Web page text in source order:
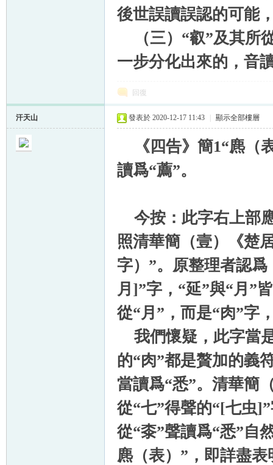
後世誤讀誤認的可能
（三）“叡”及其所
一步分化出來的，音
回復
汗天山 發表於 2020-12-17 11:43 顯示全部樓層
《四告》簡1“麃（
讀爲“薦”。
今按：此字右上部
照清華簡（壹）《楚
字）”。原整理者認
月]”字，“延”與“月”
從“月”，而是“肉”字
我們懷疑，此字當
的“肉”都是贅加的義
當讀爲“悉”。清華簡
從“七”得聲的“[七虫
從“桼”聲讀爲“悉”自
麃（表）”，即詳盡